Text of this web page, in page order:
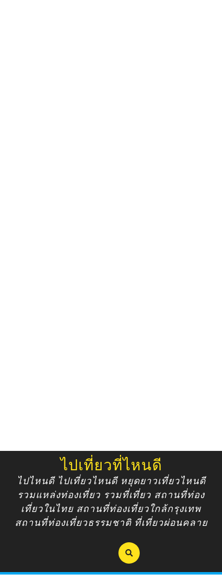
content
ไปเที่ยวที่ไหนดี
ไปไหนดี ไปเที่ยวไหนดี หยุดยาวเที่ยวไหนดี
รวมแหล่งท่องเที่ยว รวมที่เที่ยว สถานที่ท่อง
เที่ยวในไทย สถานที่ท่องเที่ยวใกล้กรุงเทพ
สถานที่ท่องเที่ยวธรรมชาติ ที่เที่ยวผ่อนคลาย